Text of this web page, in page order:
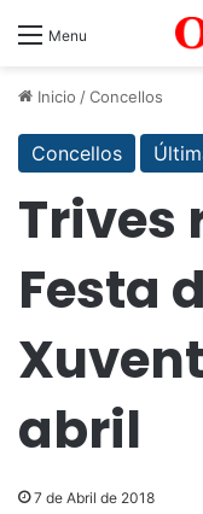
Menu
Inicio /Concellos
Concellos
Trives
Festa
abril
7 de Abril de 2018